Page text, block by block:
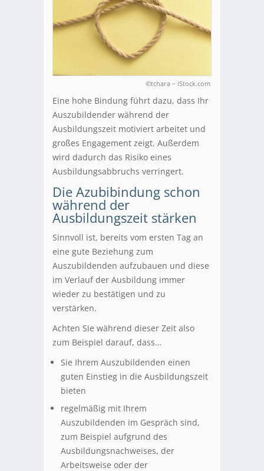
©tchara – iStock.com
Eine hohe Bindung führt dazu, dass Ihr
Auszubildender während der
Ausbildungszeit motiviert arbeitet und
großes Engagement zeigt. Außerdem
wird dadurch das Risiko eines
Ausbildungsabbruchs verringert.
Die Azubibindung schon
während der
Ausbildungszeit stärken
Sinnvoll ist, bereits vom ersten Tag an
eine gute Beziehung zum
Auszubildenden aufzubauen und diese
im Verlauf der Ausbildung immer
wieder zu bestätigen und zu
verstärken.
Achten Sie während dieser Zeit also
zum Beispiel darauf, dass…
Sie Ihrem Auszubildenden einen
guten Einstieg in die Ausbildungszeit
bieten
regelmäßig mit Ihrem
Auszubildenden im Gespräch sind,
zum Beispiel aufgrund des
Ausbildungsnachweises, der
Arbeitsweise oder der